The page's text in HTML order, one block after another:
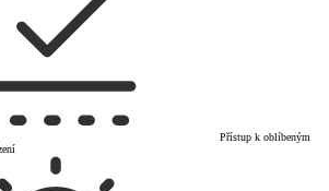
Přístup k oblíbeným